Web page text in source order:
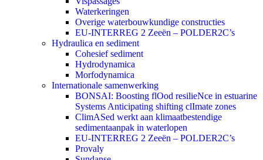
Waterkeringen
Overige waterbouwkundige constructies
EU-INTERREG 2 Zeeën – POLDER2C’s
Hydraulica en sediment
Cohesief sediment
Hydrodynamica
Morfodynamica
Internationale samenwerking
BONSAI: Boosting flOod resilieNce in estuarine
Systems Anticipating shifting clImate zones
ClimASed werkt aan klimaatbestendige
sedimentaanpak in waterlopen
EU-INTERREG 2 Zeeën – POLDER2C’s
Provaly